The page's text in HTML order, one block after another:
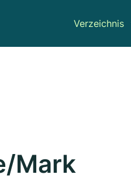
Verzeichnis
Mark